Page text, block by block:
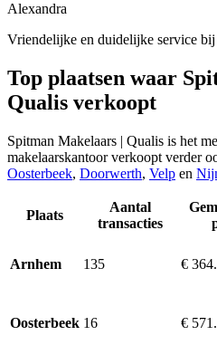
Alexandra
Vriendelijke en duidelijke service
Top plaatsen waar
Qualis verkoopt
Spitman Makelaars | Qualis is het
makelaarskantoor verkoopt verder
Oosterbeek, Doorwerth, Velp en
Plaats
Aantal
transacties
Arnhem 135 €
Oosterbeek 16 €